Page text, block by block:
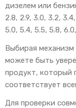
дизелем или
2.8, 2.9, 3.0, 3.2,
5.0, 5.4, 5.5, 5.8,
Выбирая механизм
можете быть
продукт, который
соответствует
Для проверки